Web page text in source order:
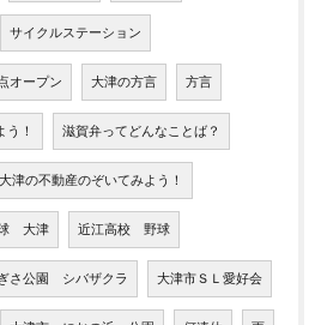
サイクルステーション
オープン 大津の方言 方言
！ 滋賀弁ってどんなことば？
大津の不動産のぞいてみよう！
大津 近江高校 野球
さ公園 シバザクラ 大津市ＳＬ愛好会